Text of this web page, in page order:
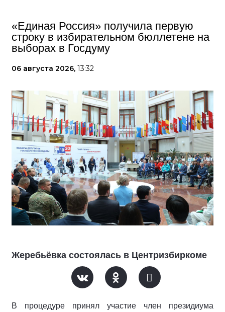
«Единая Россия» получила первую
строку в избирательном бюллетене на
выборах в Госдуму
06 августа 2026, 13:32
Жеребьёвка состоялась в Центризбиркоме
В процедуре принял участие член президиума